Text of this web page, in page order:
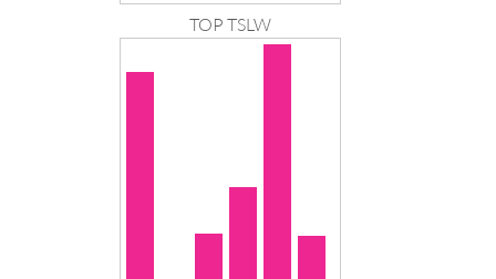
TOP TSLW